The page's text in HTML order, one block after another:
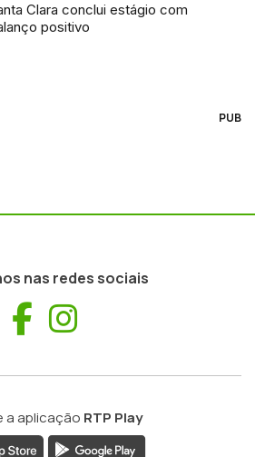
Clara conclui estágio com
positivo
PUB
nas redes sociais
Facebook
a aplicação RTP Play